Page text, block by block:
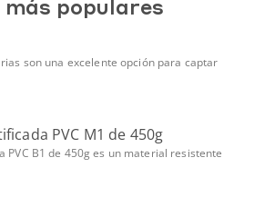
populares
son una excelente opción para captar
PVC M1 de 450g
PVC B1 de 450g es un material resistente